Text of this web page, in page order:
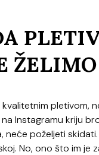
pletivom,
Instagramu kriju
neće poželjeti
No, ono što im